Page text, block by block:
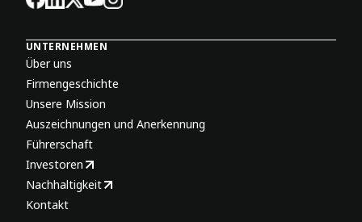
UNTERNEHMEN
Über uns
Firmengeschichte
Unsere Mission
Auszeichnungen und Anerkennung
Führerschaft
Investoren
Nachhaltigkeit
Kontakt